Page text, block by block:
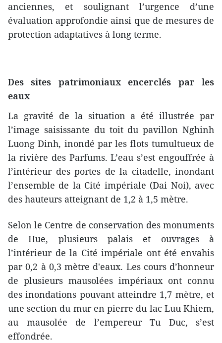
anciennes, et soulignant l’urgence d’une
évaluation approfondie ainsi que de mesures de
protection adaptatives à long terme.
Des sites patrimoniaux encerclés par les
eaux
La gravité de la situation a été illustrée par
l’image saisissante du toit du pavillon Nghinh
Luong Dinh, inondé par les flots tumultueux de
la rivière des Parfums. L’eau s’est engouffrée à
l’intérieur des portes de la citadelle, inondant
l’ensemble de la Cité impériale (Dai Noi), avec
des hauteurs atteignant de 1,2 à 1,5 mètre.
Selon le Centre de conservation des monuments
de Hue, plusieurs palais et ouvrages à
l’intérieur de la Cité impériale ont été envahis
par 0,2 à 0,3 mètre d'eaux. Les cours d’honneur
de plusieurs mausolées impériaux ont connu
des inondations pouvant atteindre 1,7 mètre, et
une section du mur en pierre du lac Luu Khiem,
au mausolée de l’empereur Tu Duc, s’est
effondrée.